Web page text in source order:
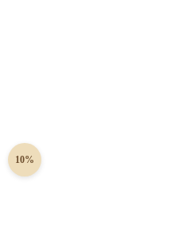
10%